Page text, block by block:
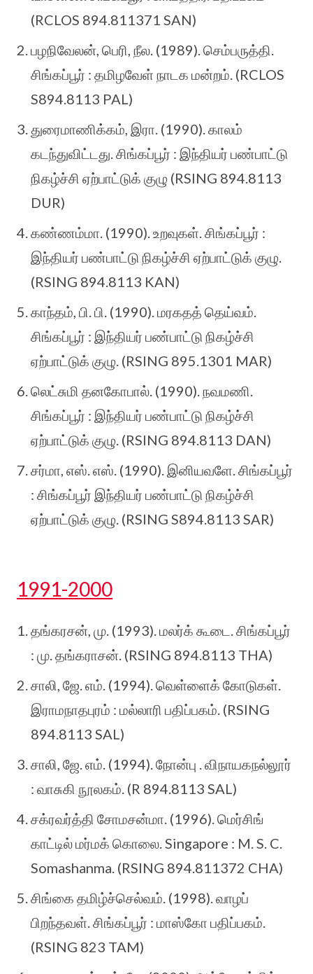
(RCLOS 894.811371 SAN)
பழநிவேலன், பெரி, நீல. (1989). செம்பருத்தி.
சிங்கப்பூர் : தமிழவேள் நாடக மன்றம். (RCLOS
S894.8113 PAL)
துரைமாணிக்கம், இரா. (1990). காலம்
கடந்துவிட்டது. சிங்கப்பூர் : இந்தியர் பண்பாட்டு
நிகழ்ச்சி ஏற்பாட்டுக் குழு (RSING 894.8113
DUR)
கண்ணம்மா. (1990). உறவுகள். சிங்கப்பூர் :
இந்தியர் பண்பாட்டு நிகழ்ச்சி ஏற்பாட்டுக் குழு.
(RSING 894.8113 KAN)
காந்தம், பி. பி. (1990). மரகதத் தெய்வம்.
சிங்கப்பூர் : இந்தியர் பண்பாட்டு நிகழ்ச்சி
ஏற்பாட்டுக் குழு. (RSING 895.1301 MAR)
லெட்சுமி தனகோபால். (1990). நவமணி.
சிங்கப்பூர் : இந்தியர் பண்பாட்டு நிகழ்ச்சி
ஏற்பாட்டுக் குழு. (RSING 894.8113 DAN)
சர்மா, எஸ். எஸ். (1990). இனியவளே. சிங்கப்பூர்
: சிங்கப்பூர் இந்தியர் பண்பாட்டு நிகழ்ச்சி
ஏற்பாட்டுக் குழு. (RSING S894.8113 SAR)
1991-2000
தங்கரசன், மு. (1993). மலர்க் கூடை. சிங்கப்பூர்
: மு. தங்கராசன். (RSING 894.8113 THA)
சாலி, ஜே. எம். (1994). வெள்ளைக் கோடுகள்.
இராமநாதபுரம் : மல்லாரி பதிப்பகம். (RSING
894.8113 SAL)
சாலி, ஜே. எம். (1994). நோன்பு . விநாயகநல்லூர்
: வாசுகி நூலகம். (R 894.8113 SAL)
சக்ரவர்த்தி சோமசன்மா. (1996). மெர்சிங்
காட்டில் மர்மக் கொலை. Singapore : M. S. C.
Somashanma. (RSING 894.811372 CHA)
சிங்கை தமிழ்ச்செல்வம். (1998). வாழப்
பிறந்தவள். சிங்கப்பூர் : மாஸ்கோ பதிப்பகம்.
(RSING 823 TAM)